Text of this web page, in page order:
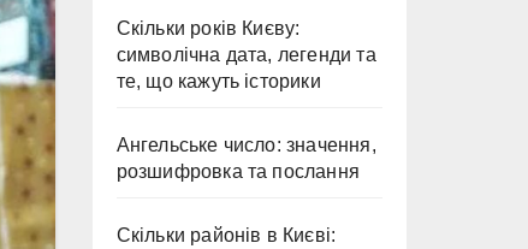
Скільки років Києву:
символічна дата, легенди та
те, що кажуть історики
Ангельське число: значення,
розшифровка та послання
Скільки районів в Києві: